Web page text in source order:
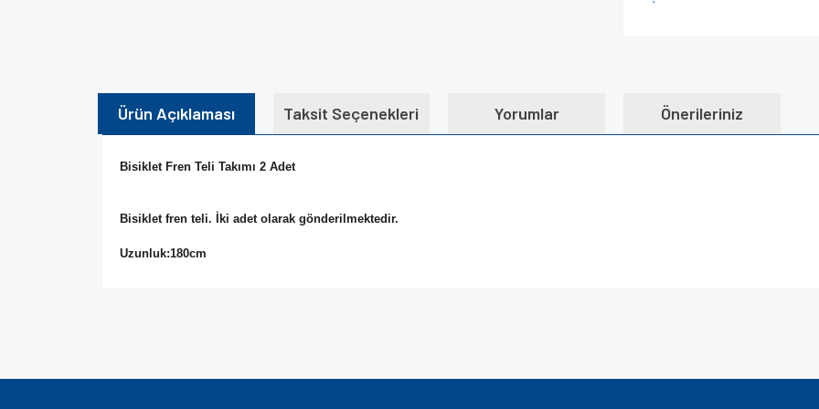
Ürün Açıklaması Taksit Seçenekleri Yorumlar Önerileriniz
Bisiklet Fren Teli Takımı 2 Adet
Bisiklet fren teli. İki adet olarak gönderilmektedir.
Uzunluk:180cm
Ürün resmi kalitesiz, bozuk veya görüntülenemiyor.